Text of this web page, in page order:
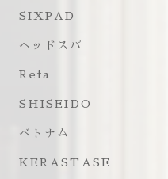
SIXPAD
ヘッドスパ
Refa
SHISEIDO
ベトナム
KERASTASE